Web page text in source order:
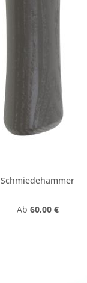
Schmiedehammer
Regulärer Preis:
Ab 60,00 €